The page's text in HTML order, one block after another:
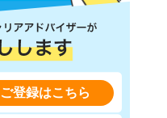
ご登録はこちら